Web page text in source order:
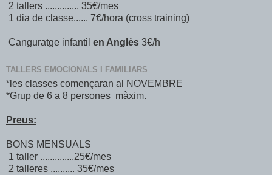
2 tallers .............. 35€/mes
1 dia de classe...... 7€/hora (cross training)
Canguratge infantil en Anglès 3€/h
TALLERS EMOCIONALS I FAMILIARS
*les classes començaran al NOVEMBRE
*Grup de 6 a 8 persones màxim.
Preus:
BONS MENSUALS
1 taller ..............25€/mes
2 talleres .......... 35€/mes